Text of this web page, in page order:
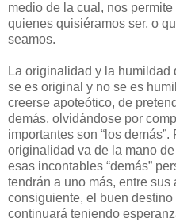
medio de la cual, nos
quienes quisiéramos ser, o
seamos.
La originalidad y la humildad
se es original y no se es
creerse apoteótico, de
demás, olvidándose por
importantes son “los
originalidad va de la mano
esas incontables “demás”
tendrán a uno más, entre sus
consiguiente, el buen
continuará teniendo